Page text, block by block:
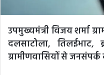
उपमुख्यमंत्री विजय शर्मा
दलसाटोला, तिलईभाट,
ग्रामीणवासियों से